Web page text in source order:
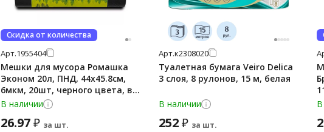
Скидка от количества
Арт.1955404
Мешки для мусора Ромашка
Эконом 20л, ПНД, 44х45.8см,
6мкм, 20шт, черного цвета, в
рулоне, в рулоне
В наличии
26.97₽ за шт.
Арт.к2308020
Туалетная бумага Veiro Delica
3 слоя, 8 рулонов, 15 м, белая
В наличии
252₽ за шт.
В